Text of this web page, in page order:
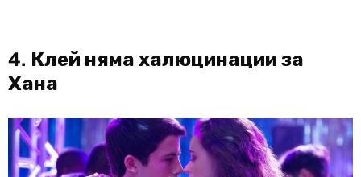
4. Клей няма халюцинации за
Хана